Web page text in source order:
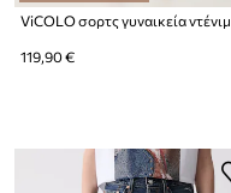
ViCOLO σορτς γυναικεία ντένιμ
119,90 €